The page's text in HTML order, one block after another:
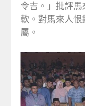
令吉。」批評
軟。對馬來人
屬。